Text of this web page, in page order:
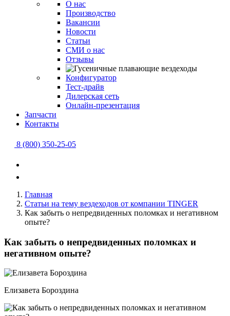
О нас
Производство
Вакансии
Новости
Статьи
СМИ о нас
Отзывы
Конфигуратор
Тест-драйв
Дилерская сеть
Онлайн-презентация
Запчасти
Контакты
8 (800) 350-25-05
Главная
Статьи на тему вездеходов от компании TINGER
Как забыть о непредвиденных поломках и негативном
опыте?
Как забыть о непредвиденных поломках и
негативном опыте?
Елизавета Бороздина